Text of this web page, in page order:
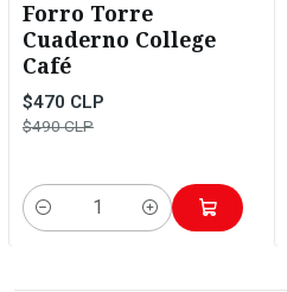
Forro Torre
Cuaderno College
Café
$470 CLP
$490 CLP
Cantidad